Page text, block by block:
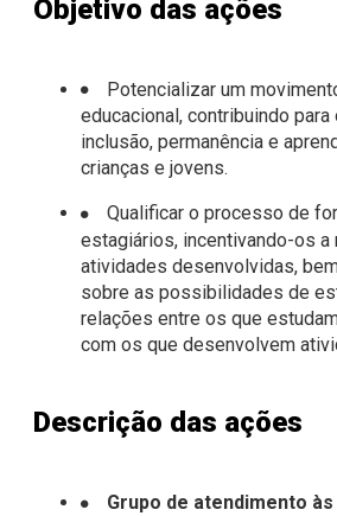
Objetivo das ações
Potencializar um
educacional, contribuindo
inclusão, permanência e
crianças e jovens.
Qualificar o processo de
estagiários, incentivando-os
atividades desenvolvidas,
sobre as possibilidades de
relações entre os que
com os que desenvolvem
Descrição das ações
Grupo de atendimento